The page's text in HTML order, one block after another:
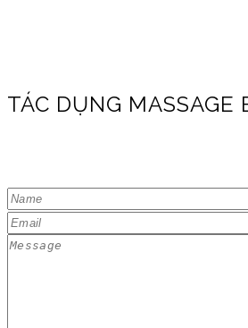
TÁC DỤNG MASSAGE